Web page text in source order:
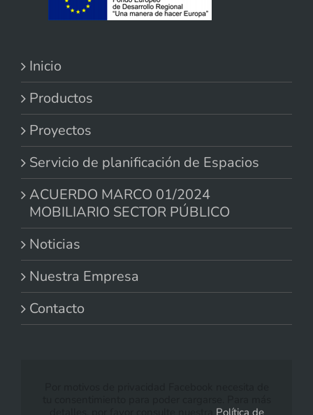
Inicio
Productos
Proyectos
Servicio de planificación de Espacios
ACUERDO MARCO 01/2024
MOBILIARIO SECTOR PÚBLICO
Noticias
Nuestra Empresa
Contacto